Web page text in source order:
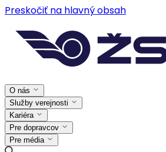
Preskočiť na hlavný obsah
O nás
Služby verejnosti
Kariéra
Pre dopravcov
Pre média